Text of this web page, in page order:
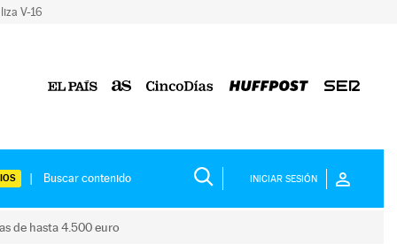
V-16
INICIAR SESIÓN
de hasta 4.500 euro